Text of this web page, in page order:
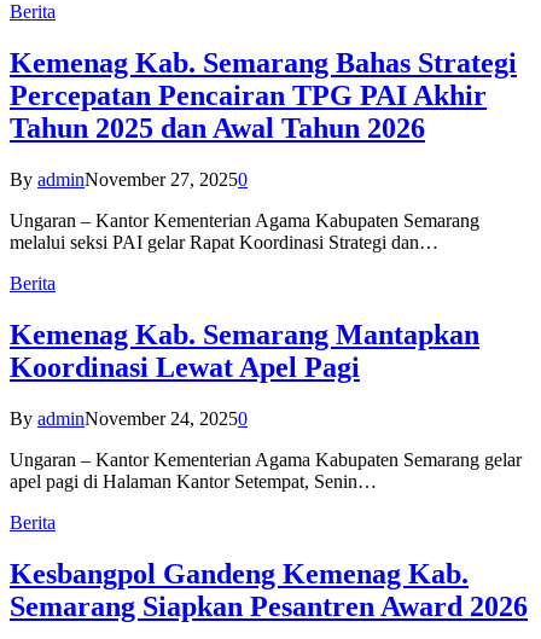
Berita
Kemenag Kab. Semarang Bahas Strategi
Percepatan Pencairan TPG PAI Akhir
Tahun 2025 dan Awal Tahun 2026
By adminNovember 27, 20250
Ungaran – Kantor Kementerian Agama Kabupaten Semarang
melalui seksi PAI gelar Rapat Koordinasi Strategi dan…
Berita
Kemenag Kab. Semarang Mantapkan
Koordinasi Lewat Apel Pagi
By adminNovember 24, 20250
Ungaran – Kantor Kementerian Agama Kabupaten Semarang gelar
apel pagi di Halaman Kantor Setempat, Senin…
Berita
Kesbangpol Gandeng Kemenag Kab.
Semarang Siapkan Pesantren Award 2026